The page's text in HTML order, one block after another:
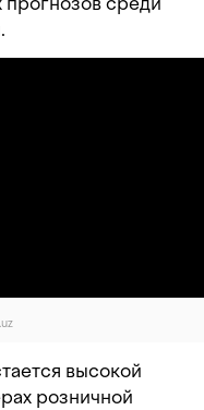
высокой
розничной